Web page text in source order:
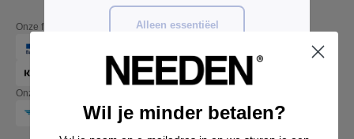
Onze financiële partners
Onze transporteurs
Alleen essentiëel
Voorkeuren
Accepteer alles
Wil je minder betalen?